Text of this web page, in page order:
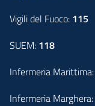
Vigili del Fuoco: 115
SUEM: 118
Infermeria Marittima:
Infermeria Marghera: